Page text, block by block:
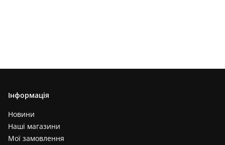
Інформація
Новини
Наші магазини
Мої замовлення